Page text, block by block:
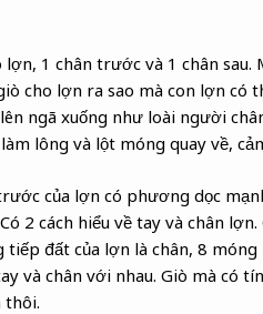
1 chân trước và 1 chân sau.
cho lợn ra sao mà con lợn có
ngã xuống như loài người
lông và lột móng quay về,
của lợn có phương dọc
2 cách hiểu về tay và chân
tiếp đất của lợn là chân, 8
và chân với nhau. Giò mà có
thôi.